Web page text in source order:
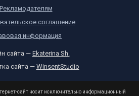
Рекламодателям
соглашение
информация
сайта — Ekaterina Sh.
сайта —WinsentStudio
сайт носит исключительно информационный